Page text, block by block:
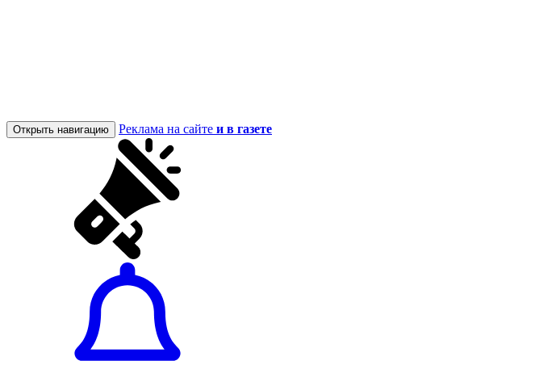
Открыть навигацию Реклама на сайте и в газете